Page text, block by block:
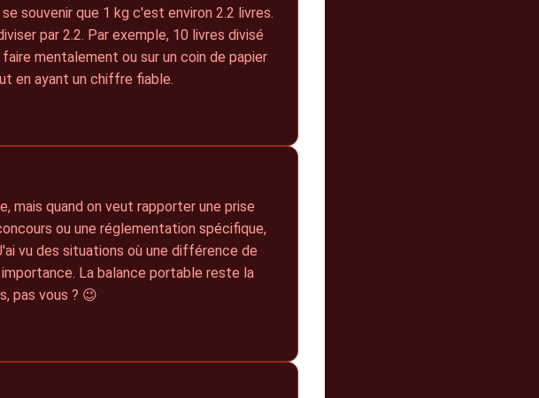
souvenir que 1 kg c'est environ 2.2 livres.
par 2.2. Par exemple, 10 livres divisé
mentalement ou sur un coin de papier
en ayant un chiffre fiable.
mais quand on veut rapporter une prise
ou une réglementation spécifique,
vu des situations où une différence de
La balance portable reste la
pas vous ? 😉